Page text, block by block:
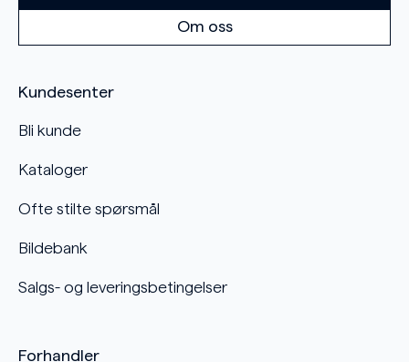
Kundesenter
Bli kunde
Kataloger
Ofte stilte spørsmål
Bildebank
Salgs- og leveringsbetingelser
Forhandler
Om oss